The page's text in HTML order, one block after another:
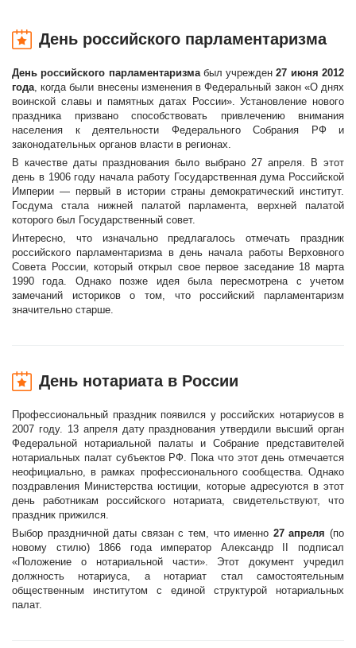
День российского парламентаризма
День российского парламентаризмабыл учрежден27 июня 2012
года, когда были внесены изменения в Федеральный закон «О днях
воинской славы и памятных датах России». Установление нового
праздника призвано способствовать привлечению внимания
населения к деятельности Федерального Собрания РФ и
законодательных органов власти в регионах.
В качестве даты празднования было выбрано 27 апреля. В этот
день в 1906 году начала работу Государственная дума Российской
Империи — первый в истории страны демократический институт.
Госдума стала нижней палатой парламента, верхней палатой
которого был Государственный совет.
Интересно, что изначально предлагалось отмечать праздник
российского парламентаризма в день начала работы Верховного
Совета России, который открыл свое первое заседание 18 марта
1990 года. Однако позже идея была пересмотрена с учетом
замечаний историков о том, что российский парламентаризм
значительно старше.
День нотариата в России
Профессиональный праздник появился у российских нотариусов в
2007 году. 13 апреля дату празднования утвердили высший орган
Федеральной нотариальной палаты и Собрание представителей
нотариальных палат субъектов РФ. Пока что этот день отмечается
неофициально, в рамках профессионального сообщества. Однако
поздравления Министерства юстиции, которые адресуются в этот
день работникам российского нотариата, свидетельствуют, что
праздник прижился.
Выбор праздничной даты связан с тем, что именно 27 апреля(по
новому стилю) 1866 года император Александр II подписал
«Положение о нотариальной части». Этот документ учредил
должность нотариуса, а нотариат стал самостоятельным
общественным институтом с единой структурой нотариальных
палат.